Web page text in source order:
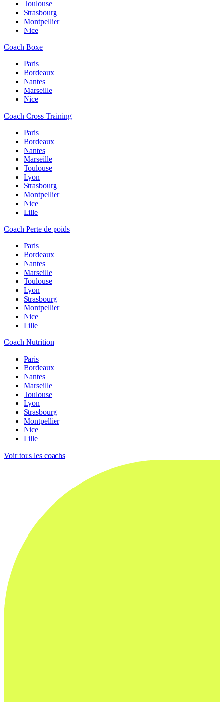
Toulouse
Strasbourg
Montpellier
Nice
Coach Boxe
Paris
Bordeaux
Nantes
Marseille
Nice
Coach Cross Training
Paris
Bordeaux
Nantes
Marseille
Toulouse
Lyon
Strasbourg
Montpellier
Nice
Lille
Coach Perte de poids
Paris
Bordeaux
Nantes
Marseille
Toulouse
Lyon
Strasbourg
Montpellier
Nice
Lille
Coach Nutrition
Paris
Bordeaux
Nantes
Marseille
Toulouse
Lyon
Strasbourg
Montpellier
Nice
Lille
Voir tous les coachs